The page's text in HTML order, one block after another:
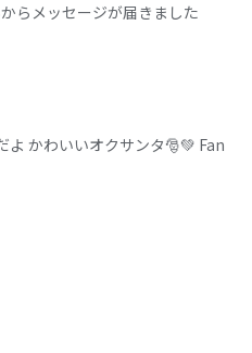
らメッセージが届きました
よ かわいいオクサンタ🎅💚 Fan